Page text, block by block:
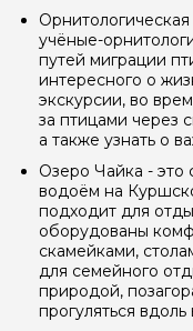
учёные-
путей миграции
интересного о
экскурсии, во
за птицами через
а также узнать о
Озеро Чайка -
водоём на
подходит для
оборудованы
скамейками,
для семейного
природой,
прогуляться вдоль